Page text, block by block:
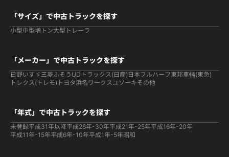
「サイズ」で中古トラックを探す
小型中型増トン大型 トレーラ
「メーカー」で中古トラックを探す
日野いすゞ 三菱ふそう UDトラックス(日産) 日本フルハーフ 東邦車輛(東急)
トレクス(トレモ) トヨタ浜名ワークス ユソーキその他
「年式」で中古トラックを探す
未登録平成31年以降平成26年-30年平成21年-25年平成16年-20年
平成11年-15年平成6年-10年平成1年-5年昭和